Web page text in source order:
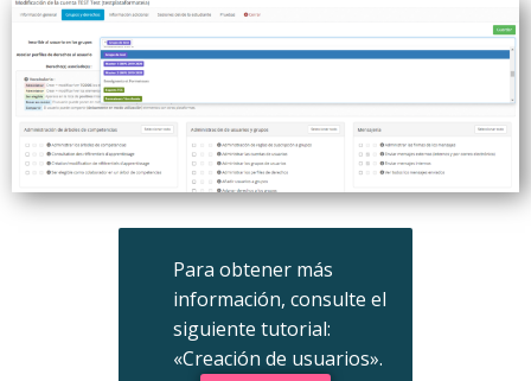
Para obtener más
información, consulte el
siguiente tutorial:
«Creación de usuarios».